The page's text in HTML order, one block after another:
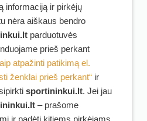
informaciją ir pirkėjų
nėra aiškaus bendro
parduotuvės
prieš perkant
atpažinti patikimą el.
ženklai prieš perkant“ ir
sportininkui.lt. Jei jau
– prašome
ir padėti kitiems pirkėjams